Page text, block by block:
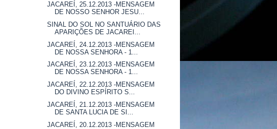
JACAREÍ, 25.12.2013 -MENSAGEM
DE NOSSO SENHOR JESU...
SINAL DO SOL NO SANTUÁRIO DAS
APARIÇÕES DE JACAREI...
JACAREÍ, 24.12.2013 -MENSAGEM
DE NOSSA SENHORA - 1...
JACAREÍ, 23.12.2013 -MENSAGEM
DE NOSSA SENHORA - 1...
JACAREÍ, 22.12.2013 -MENSAGEM
DO DIVINO ESPÍRITO S...
JACAREÍ, 21.12.2013 -MENSAGEM
DE SANTA LUCIA DE SI...
JACAREÍ, 20.12.2013 -MENSAGEM